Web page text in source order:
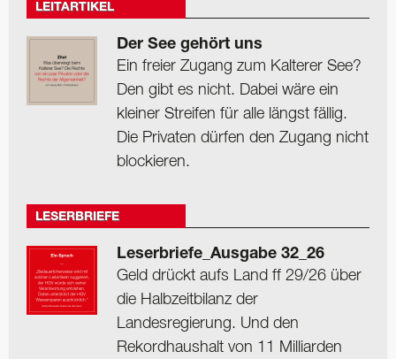
LEITARTIKEL
Der See gehört uns
Ein freier Zugang zum Kalterer See?
Den gibt es nicht. Dabei wäre ein
kleiner Streifen für alle längst fällig.
Die Privaten dürfen den Zugang nicht
blockieren.
LESERBRIEFE
Leserbriefe_Ausgabe 32_26
Geld drückt aufs Land ff 29/26 über
die Halbzeitbilanz der
Landesregierung. Und den
Rekordhaushalt von 11 Milliarden